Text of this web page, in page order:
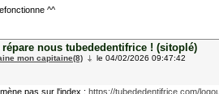
^^
répare nous tubededentifrice ! (sitoplé)
mon capitaine(8) le 04/02/2026 09:47:42
pas sur l'index : https://tubededentifrice.com/